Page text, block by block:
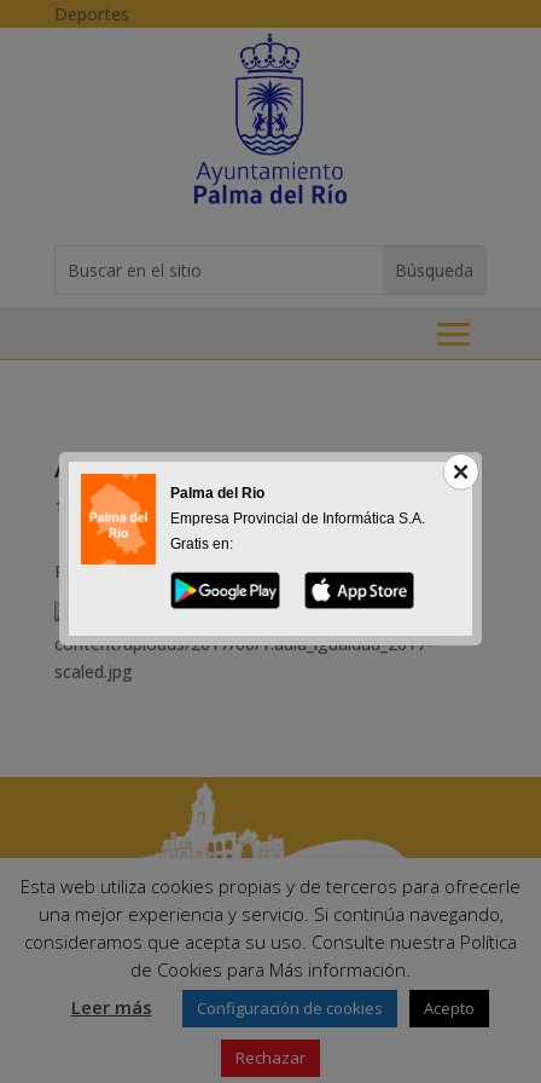
Skip to content
Deportes
for...
Aula de Igualdad 2017
13-06-2017
Para niñ@s de 5 a 7 años
Ayuntamiento de Palma del Río. Plaza Mayor de Andalucía, 1 C.P:
14700 – Palma del Río (Córdoba)
Email:
ayuntamiento@palmadelrio.es
Teléfono: 957 71 02 44 | Fax: 957 64 47 39
Esta web utiliza cookies propias y de terceros para ofrecerle
una mejor experiencia y servicio. Si continúa navegando,
consideramos que acepta su uso. Consulte nuestra Política
de Cookies para Más información.
Leer más
Configuración de cookies Acepto
Rechazar
Palma del Rio
Empresa Provincial de Informática S.A.
Gratis en: